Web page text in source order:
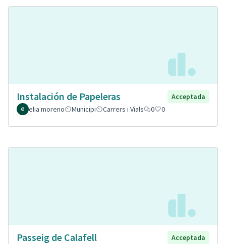
Instalación de Papeleras
Acceptada
elia moreno
Municipi Carrers i Vials 0 0
Passeig de Calafell
Acceptada